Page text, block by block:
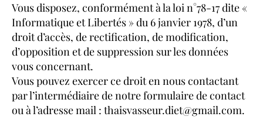
Vous disposez, conformément à la loi n°78-17 dite «
Informatique et Libertés » du 6 janvier 1978, d’un
droit d’accès, de rectification, de modification,
d’opposition et de suppression sur les données
vous concernant.
Vous pouvez exercer ce droit en nous contactant
par l’intermédiaire de notre formulaire de contact
ou à l’adresse mail : thaisvasseur.diet@gmail.com.